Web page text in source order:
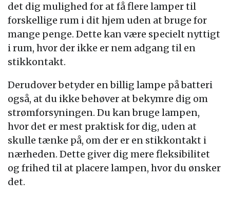
det dig mulighed for at få flere lamper til
forskellige rum i dit hjem uden at bruge for
mange penge. Dette kan være specielt nyttigt
i rum, hvor der ikke er nem adgang til en
stikkontakt.
Derudover betyder en billig lampe på batteri
også, at du ikke behøver at bekymre dig om
strømforsyningen. Du kan bruge lampen,
hvor det er mest praktisk for dig, uden at
skulle tænke på, om der er en stikkontakt i
nærheden. Dette giver dig mere fleksibilitet
og frihed til at placere lampen, hvor du ønsker
det.